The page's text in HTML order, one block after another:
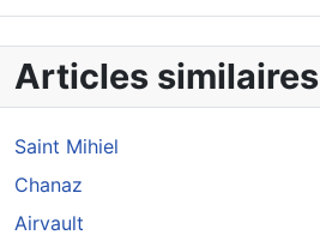
Articles similaires
Saint Mihiel
Chanaz
Airvault